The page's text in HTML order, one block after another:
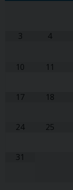
3 4
10 11
17 18
24 25
31